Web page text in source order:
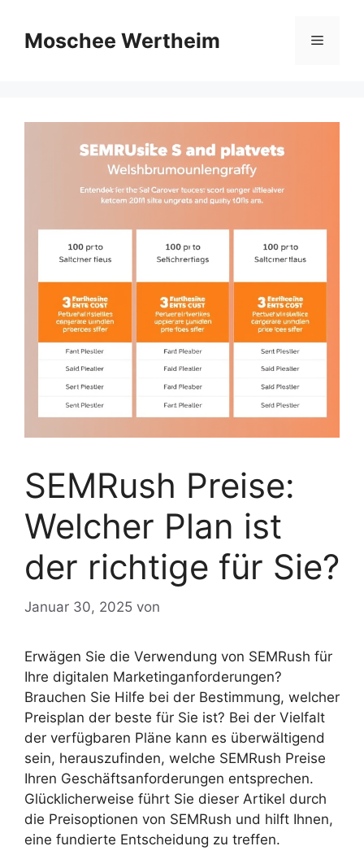
Inhalt
springenMoschee Wertheim Menü
SEMRush Preise:
Welcher Plan ist
der richtige für Sie?
Januar 30, 2025 von
Erwägen Sie die Verwendung von SEMRush für
Ihre digitalen Marketinganforderungen?
Brauchen Sie Hilfe bei der Bestimmung, welcher
Preisplan der beste für Sie ist? Bei der Vielfalt
der verfügbaren Pläne kann es überwältigend
sein, herauszufinden, welche SEMRush Preise
Ihren Geschäftsanforderungen entsprechen.
Glücklicherweise führt Sie dieser Artikel durch
die Preisoptionen von SEMRush und hilft Ihnen,
eine fundierte Entscheidung zu treffen.